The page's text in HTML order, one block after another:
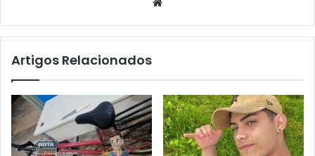
te
Artigos Relacionados